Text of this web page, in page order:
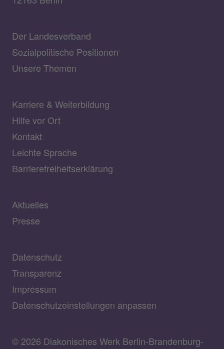
Der Landesverband
Sozialpolitische Positionen
Unsere Themen
Karriere & Weiterbildung
Hilfe vor Ort
Kontakt
Leichte Sprache
Barrierefreiheitserklärung
Aktuelles
Presse
Datenschutz
Transparenz
Impressum
Datenschutzeinstellungen anpassen
© 2026 Diakonisches Werk Berlin-Brandenburg-